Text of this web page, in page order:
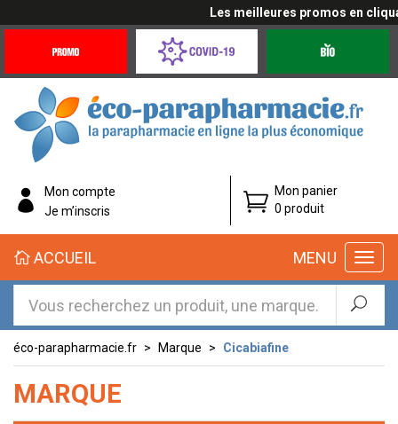
Les meilleures promos en
Offres
Coronavirus
éco-
parapharmacie.fr
éco-
parapharmacie.fr
Mon compte
Je m’inscris
Mon panier
0 produit
MENU
ACCUEIL
éco-parapharmacie.fr Marque Cicabiafine
MARQUE